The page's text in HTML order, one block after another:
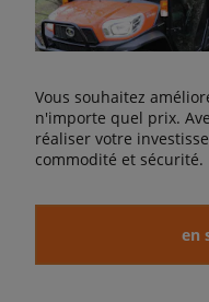
Vous souhaitez
n'importe quel prix.
réaliser votre
commodité et sécurité.
en